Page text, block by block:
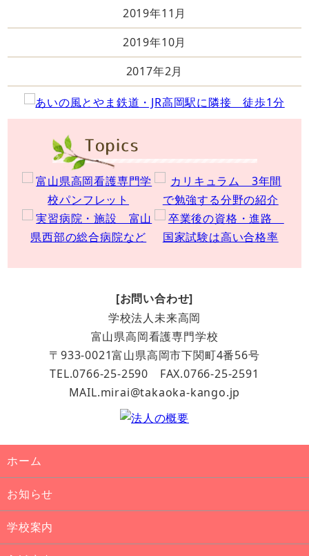
2019年11月
2019年10月
2017年2月
[お問い合わせ]
学校法人未来高岡
富山県高岡看護専門学校
〒933-0021富山県高岡市下関町4番56号
TEL.0766-25-2590 FAX.0766-25-2591
MAIL.mirai@takaoka-kango.jp
ホーム
お知らせ
学校案内